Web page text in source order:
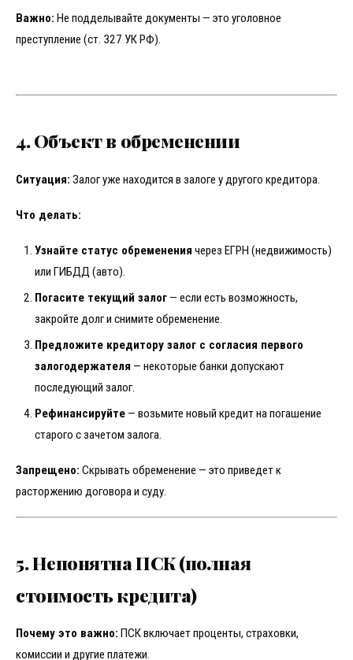
Важно: Не подделывайте документы — это уголовное
преступление (ст. 327 УК РФ).
4. Объект в обременении
Ситуация: Залог уже находится в залоге у другого кредитора.
Что делать:
Узнайте статус обременения через ЕГРН (недвижимость)
или ГИБДД (авто).
Погасите текущий залог — если есть возможность,
закройте долг и снимите обременение.
Предложите кредитору залог с согласия первого
залогодержателя — некоторые банки допускают
последующий залог.
Рефинансируйте — возьмите новый кредит на погашение
старого с зачетом залога.
Запрещено: Скрывать обременение — это приведет к
расторжению договора и суду.
5. Непонятна ПСК (полная
стоимость кредита)
Почему это важно: ПСК включает проценты, страховки,
комиссии и другие платежи.